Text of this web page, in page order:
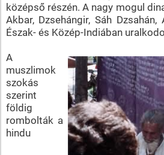
középső részén. A nagy mogul
Akbar, Dzsehángir, Sáh Dzsahán,
Észak- és Közép-Indiában
A
muszlimok
szokás
szerint
földig
rombolták a
hindu